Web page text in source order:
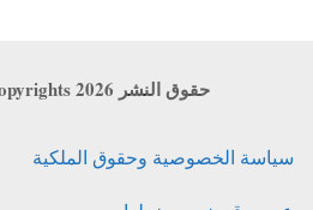
حقوق النشر copyrights 2026 خمس خطوات
سياسة الخصوصية وحقوق الملكية